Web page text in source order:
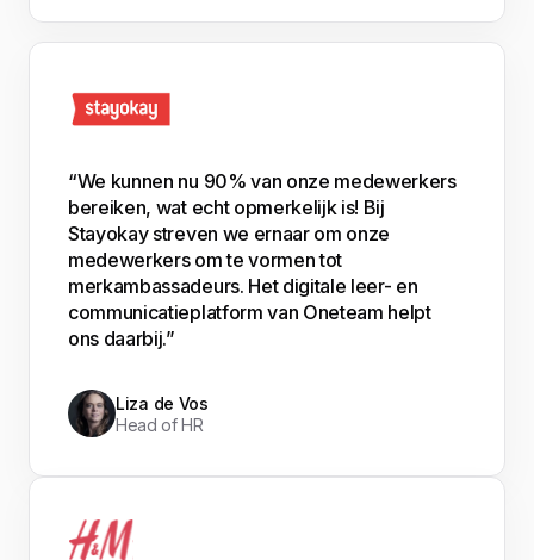
“We kunnen nu 90% van onze medewerkers
bereiken, wat echt opmerkelijk is! Bij
Stayokay streven we ernaar om onze
medewerkers om te vormen tot
merkambassadeurs. Het digitale leer- en
communicatieplatform van Oneteam helpt
ons daarbij.”
Liza de Vos
Head of HR